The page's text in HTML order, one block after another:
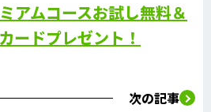
アムコースお試し無料＆
ードプレゼント！
次の記事